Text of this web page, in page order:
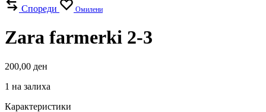
Спореди Омилени
Zara farmerki 2-3
200,00 ден
1 на залиха
Карактеристики